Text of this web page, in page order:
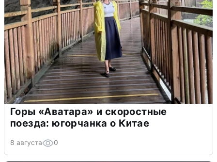
Горы «Аватара» и скоростные
поезда: югорчанка о Китае
8 августа 0